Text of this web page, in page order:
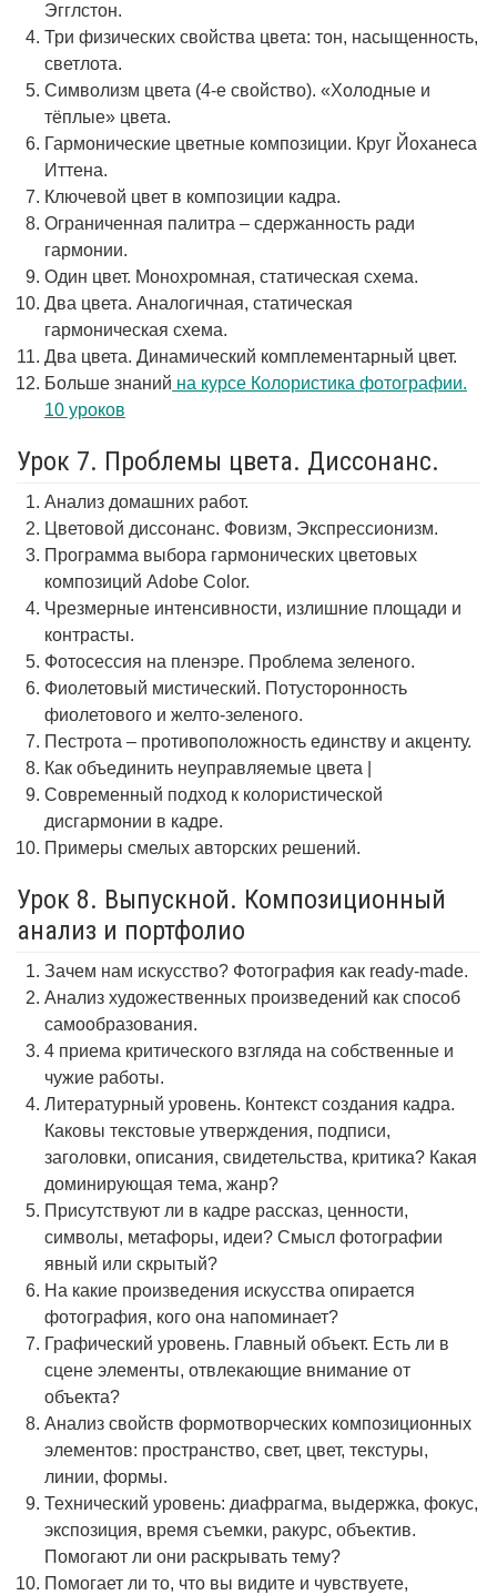
Эгглстон.
Три физических свойства цвета: тон, насыщенность,
светлота.
Символизм цвета (4-е свойство). «Холодные и
тёплые» цвета.
Гармонические цветные композиции. Круг Йоханеса
Иттена.
Ключевой цвет в композиции кадра.
Ограниченная палитра – сдержанность ради
гармонии.
Один цвет. Монохромная, статическая схема.
Два цвета. Аналогичная, статическая
гармоническая схема.
Два цвета. Динамический комплементарный цвет.
Больше знаний на курсе Колористика фотографии.
10 уроков
Урок 7. Проблемы цвета. Диссонанс.
Анализ домашних работ.
Цветовой диссонанс. Фовизм, Экспрессионизм.
Программа выбора гармонических цветовых
композиций Adobe Color.
Чрезмерные интенсивности, излишние площади и
контрасты.
Фотосессия на пленэре. Проблема зеленого.
Фиолетовый мистический. Потусторонность
фиолетового и желто-зеленого.
Пестрота – противоположность единству и акценту.
Как объединить неуправляемые цвета |
Современный подход к колористической
дисгармонии в кадре.
Примеры смелых авторских решений.
Урок 8. Выпускной. Композиционный
анализ и портфолио
Зачем нам искусство? Фотография как ready-made.
Анализ художественных произведений как способ
самообразования.
4 приема критического взгляда на собственные и
чужие работы.
Литературный уровень. Контекст создания кадра.
Каковы текстовые утверждения, подписи,
заголовки, описания, свидетельства, критика? Какая
доминирующая тема, жанр?
Присутствуют ли в кадре рассказ, ценности,
символы, метафоры, идеи? Смысл фотографии
явный или скрытый?
На какие произведения искусства опирается
фотография, кого она напоминает?
Графический уровень. Главный объект. Есть ли в
сцене элементы, отвлекающие внимание от
объекта?
Анализ свойств формотворческих композиционных
элементов: пространство, свет, цвет, текстуры,
линии, формы.
Технический уровень: диафрагма, выдержка, фокус,
экспозиция, время съемки, ракурс, объектив.
Помогают ли они раскрывать тему?
Помогает ли то, что вы видите и чувствуете,